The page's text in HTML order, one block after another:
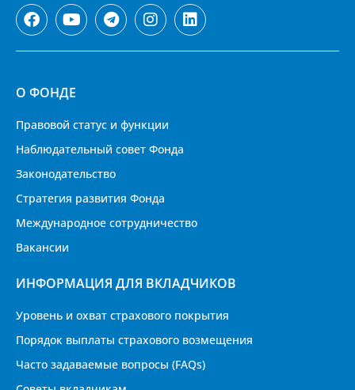
О ФОНДЕ
Правовой статус и функции
Наблюдательный совет Фонда
Законодательство
Стратегия развития Фонда
Международное сотрудничество
Вакансии
ИНФОРМАЦИЯ ДЛЯ ВКЛАДЧИКОВ
Уровень и охват страхового покрытия
Порядок выплаты страхового возмещения
Часто задаваемые вопросы (FAQs)